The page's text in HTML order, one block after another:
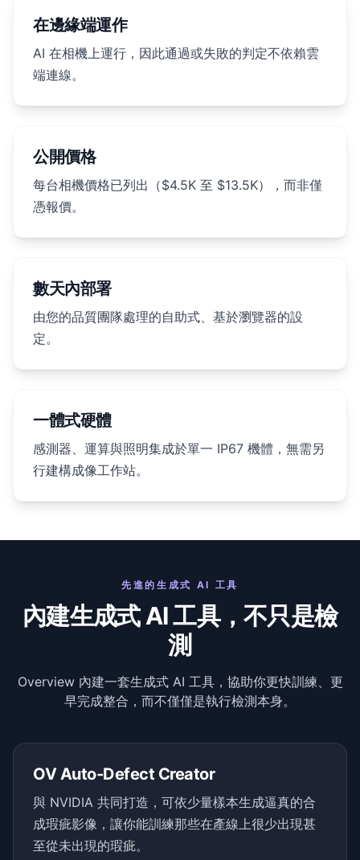
在邊緣端運作
AI 在相機上運行，因此通過或失敗的判定不依賴雲
端連線。
公開價格
每台相機價格已列出（$4.5K 至 $13.5K），而非僅
憑報價。
數天內部署
由您的品質團隊處理的自助式、基於瀏覽器的設
定。
一體式硬體
感測器、運算與照明集成於單一 IP67 機體，無需另
行建構成像工作站。
先進的生成式 AI 工具
內建生成式 AI 工具，不只是檢
測
Overview 內建一套生成式 AI 工具，協助你更快訓練、更
早完成整合，而不僅僅是執行檢測本身。
OV Auto-Defect Creator
與 NVIDIA 共同打造，可依少量樣本生成逼真的合
成瑕疵影像，讓你能訓練那些在產線上很少出現甚
至從未出現的瑕疵。